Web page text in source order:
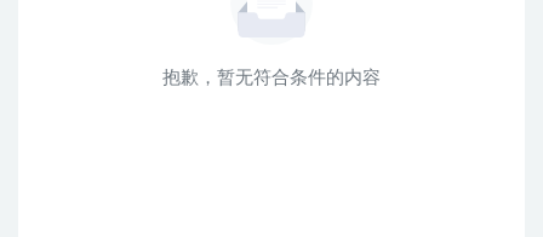
抱歉，暂无符合条件的内容